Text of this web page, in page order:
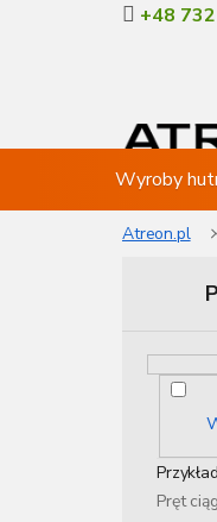
+48
Wyroby
Atreon.pl
Pręt